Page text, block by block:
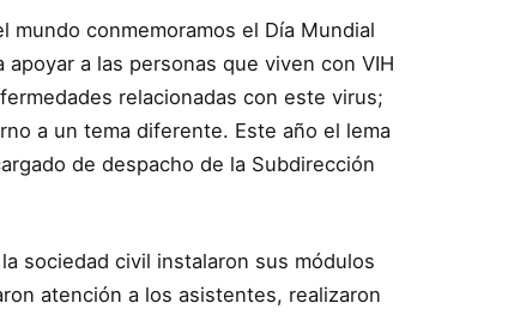
mundo conmemoramos el Día Mundial
a las personas que viven con VIH
relacionadas con este virus;
a un tema diferente. Este año el lema
de despacho de la Subdirección
sociedad civil instalaron sus módulos
atención a los asistentes, realizaron